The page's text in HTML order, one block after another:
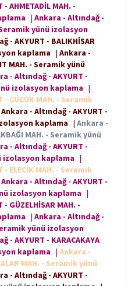
AHMETADİL MAH. -
| Ankara - Altındağ -
Seramik yünü izolasyon
- AKYURT - BALIKHİSAR
kaplama | Ankara -
MAH. - Seramik yünü
- Altındağ - AKYURT -
izolasyon kaplama |
CÜCÜK MAH. - Seramik
Ankara - Altındağ - AKYURT -
kaplama | Ankara -
MAH. - Seramik yünü
- Altındağ - AKYURT -
izolasyon kaplama |
ELECİK MAH. - Seramik
Ankara - Altındağ - AKYURT -
izolasyon kaplama |
GÜZELHİSAR MAH. -
| Ankara - Altındağ -
yünü izolasyon
- AKYURT - KARACAKAYA
kaplama | Ankara -
MAH. - Seramik yünü
- Altındağ - AKYURT -